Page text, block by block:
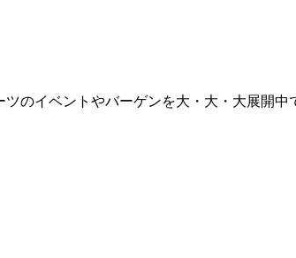
のイベントやバーゲンを大・大・大展開中